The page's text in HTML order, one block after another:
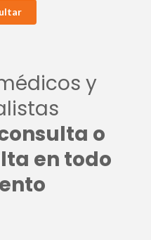
y
o
en todo